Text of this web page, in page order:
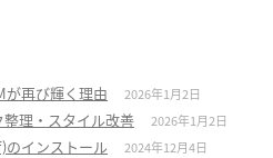
が再び輝く理由 2026年1月2日
理・スタイル改善 2026年1月2日
インストール 2024年12月4日